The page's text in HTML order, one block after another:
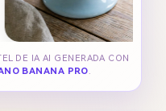
DE IA AI GENERADA CON
BANANA PRO.